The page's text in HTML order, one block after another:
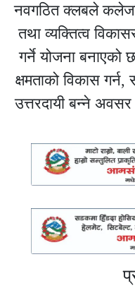
नवगठित क्लबले
तथा व्यक्तित्व
गर्ने योजना बनाएको
क्षमताको विकास गर्न,
उत्तरदायी बन्ने अवसर